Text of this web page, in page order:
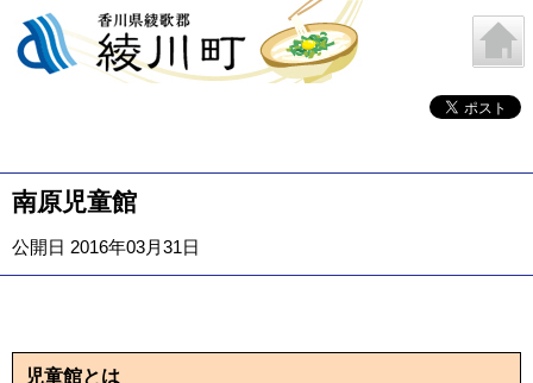
南原児童館
公開日 2016年03月31日
児童館とは